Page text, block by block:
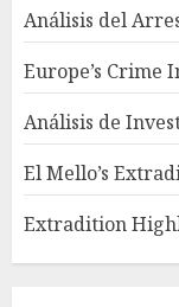
Análisis del
Europe’s Crime
Análisis de
El Mello’s
Extradition